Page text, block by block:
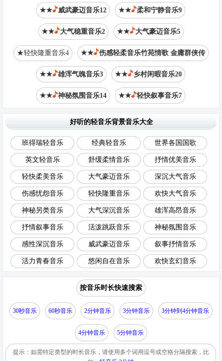
★★ 威武豪迈音乐12 ★★ 柔和宁静音乐9
★★ 大气稳重音乐2 ★★ 大气豪迈音乐5
★轻快隆重音乐4 ★★ 伤感轻柔音乐竹苑情歌 金庸群侠传
★★ 雄浑气魄音乐3 ★★ 乡村闲暇音乐20
★★ 神秘氛围音乐14 ★★ 轻快叙事音乐7
好听的轻音乐背景音乐大全
班得瑞轻音乐 经典轻音乐 世界各国国歌
英文轻音乐 舒缓柔情音乐 抒情优美音乐
轻快柔美音乐 大气豪迈音乐 深沉大气音乐
伤感忧怨音乐 轻快隆重音乐 欢快大气音乐
神秘另类音乐 大气深沉音乐 雄浑高昂音乐
抒情叙事音乐 活泼跳跃音乐 神秘氛围音乐
感性深沉音乐 威武豪迈音乐 叙事抒情音乐
活力青春音乐 悠闲自在音乐 欢快玄幻音乐
按音乐时长快速搜索
30秒音乐 60秒音乐 2分钟音乐 3分钟音乐 3分钟到4分钟音乐
4分钟音乐 5分钟音乐
提示：如需特定类型的时长音乐，请使用多个词用逗号或空格分隔搜索，比